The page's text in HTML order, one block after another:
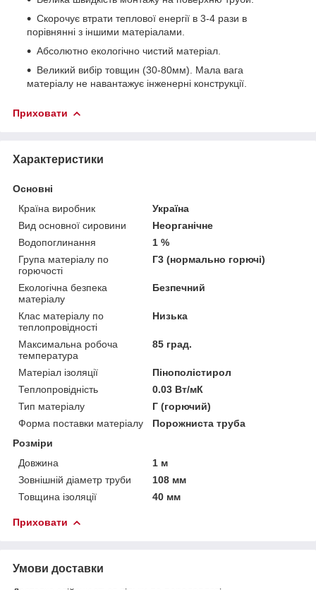
Скорочує втрати теплової енергії в 3-4 рази в
порівнянні з іншими матеріалами.
Абсолютно екологічно чистий матеріал.
Великий вибір товщин (30-80мм). Мала вага
матеріалу не навантажує інженерні конструкції.
Приховати
Характеристики
Основні
Країна виробник
Україна
Вид основної сировини
Неорганічне
Водопоглинання
1 %
Група матеріалу по
горючості
Г3 (нормально горючі)
Екологічна безпека
матеріалу
Безпечний
Клас матеріалу по
теплопровідності
Низька
Максимальна робоча
температура
85 град.
Матеріал ізоляції
Пінополістирол
Теплопровідність
0.03 Вт/мК
Тип матеріалу
Г (горючий)
Форма поставки матеріалу
Порожниста труба
Розміри
Довжина
1 м
Зовнішній діаметр труби
108 мм
Товщина ізоляції
40 мм
Приховати
Умови доставки